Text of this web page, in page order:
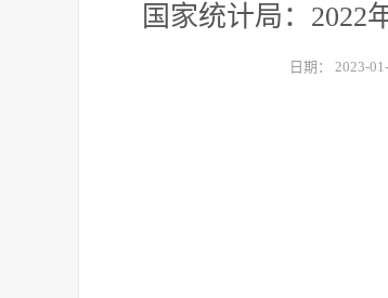
国家统计局：2022
日期： 2023-